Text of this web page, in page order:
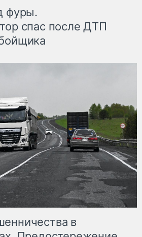
фуры.
спас после ДТП
в